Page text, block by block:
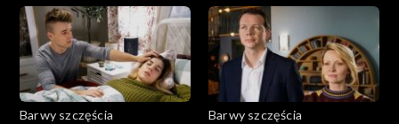
1501–1600
1401–1500
1301–1400
Barwy szczęścia
Barwy szczęścia